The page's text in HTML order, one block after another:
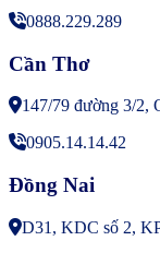
0888.229.289
Cần Thơ
147/79 đường 3/2,
0905.14.14.42
Đồng Nai
D31, KDC số 2,